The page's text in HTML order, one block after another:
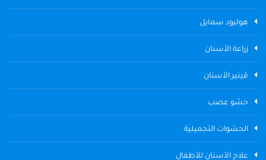
هوليود سمايل
زراعة الأسنان
ڤينير الأسنان
حشو عصب
الحشوات التجميلية
علاج الأسنان للأطفال